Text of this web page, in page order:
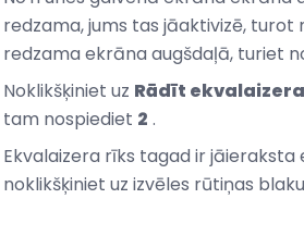
redzama, jums tas jāaktivizē, turot
redzama ekrāna augšdaļā, turiet
Noklikšķiniet uz Rādīt ekvalaizera
tam nospiediet 2 .
Ekvalaizera rīks tagad ir
noklikšķiniet uz izvēles rūtiņas